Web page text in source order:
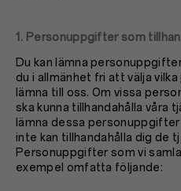
1. Personuppgifter som
Du kan lämna
du i allmänhet fri att välja
lämna till oss. Om vissa
ska kunna tillhandahålla våra
lämna dessa
inte kan tillhandahålla dig de
Personuppgifter som vi
exempel omfatta följande: